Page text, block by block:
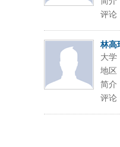
评论
林高
大学
地区
简介
评论